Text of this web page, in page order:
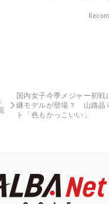
国内女子今季メジャー初戦
継モデルが登場？ 山路晶
ト「色もかっこいい」